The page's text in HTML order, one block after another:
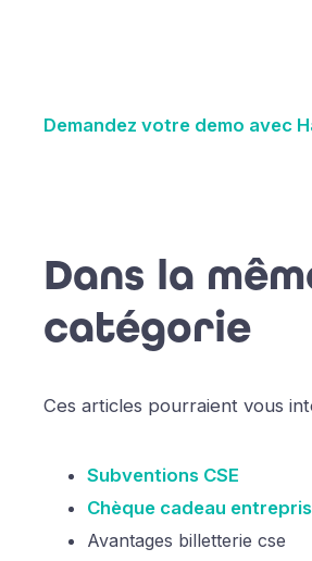
Demandez votre demo avec
Dans la
catégorie
Ces articles pourraient vous
Subventions CSE
Chèque cadeau
Avantages billetterie cse